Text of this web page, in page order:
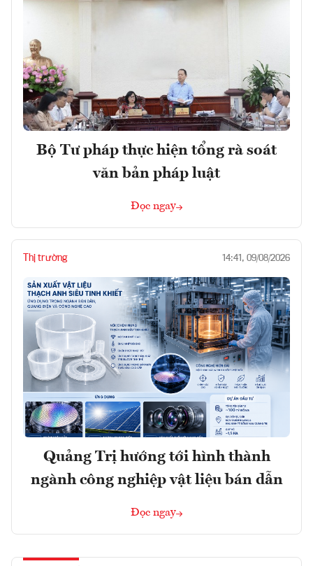
Bộ Tư pháp thực hiện tổng rà soát
văn bản pháp luật
Đọc ngay
Thị trường 14:41, 09/08/2026
Quảng Trị hướng tới hình thành
ngành công nghiệp vật liệu bán dẫn
Đọc ngay